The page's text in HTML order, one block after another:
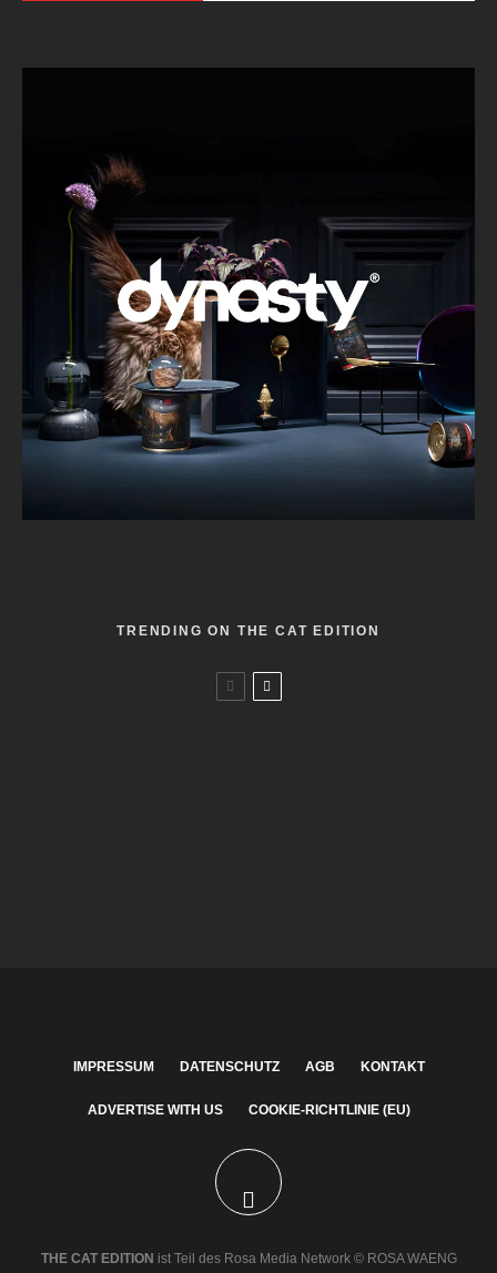
TRENDING ON THE CAT EDITION
IMPRESSUM DATENSCHUTZ AGB KONTAKT
ADVERTISE WITH US COOKIE-RICHTLINIE (EU)
THE CAT EDITION ist Teil des Rosa Media Network © ROSA WAENG